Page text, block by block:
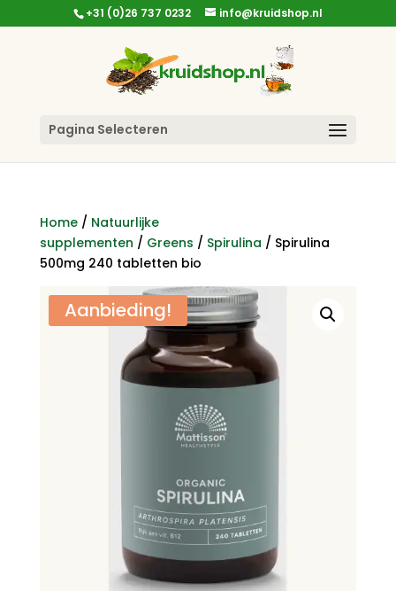
+31 (0)26 737 0232 info@kruidshop.nl
Pagina Selecteren
Home/ Natuurlijke
supplementen / Greens / Spirulina / Spirulina
500mg 240 tabletten bio
Aanbieding!